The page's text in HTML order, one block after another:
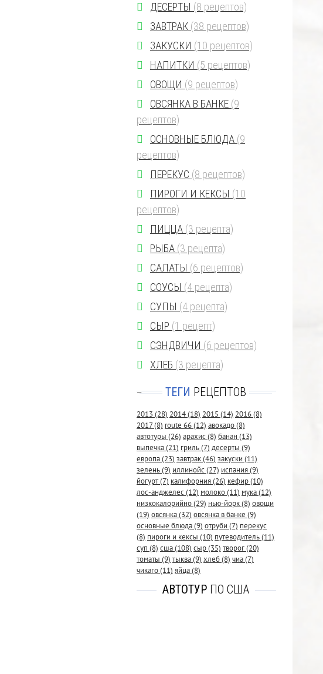
ДЕСЕРТЫ (8 рецептов)
ЗАВТРАК (38 рецептов)
ЗАКУСКИ (10 рецептов)
НАПИТКИ (5 рецептов)
ОВОЩИ (9 рецептов)
ОВСЯНКА В БАНКЕ (9
рецептов)
ОСНОВНЫЕ БЛЮДА (9
рецептов)
ПЕРЕКУС (8 рецептов)
ПИРОГИ И КЕКСЫ (10
рецептов)
ПИЦЦА (3 рецепта)
РЫБА (3 рецепта)
САЛАТЫ (6 рецептов)
СОУСЫ (4 рецепта)
СУПЫ (4 рецепта)
СЫР (1 рецепт)
СЭНДВИЧИ (6 рецептов)
ХЛЕБ (3 рецепта)
ТЕГИ РЕЦЕПТОВ
—
2013 (28) 2014(18) 2015 (14) 2016(8)
2017(8) route 66(12) авокадо(8)
автотуры (26) арахис(8) банан (13)
выпечка(21) гриль(7) десерты (9)
европа(23) завтрак(46) закуски (11)
зелень(9) иллинойс(27) испания(9)
йогурт(7) калифорния(26) кефир(10)
лос-анджелес(12) молоко(11) мука(12)
низкокалорийно(29) нью-йорк(8) овощи
(19) овсянка(32) овсянка в банке (9)
основные блюда(9) отруби (7) перекус
(8) пироги и кексы (10) путеводитель(11)
суп (8) сша(108) сыр(35) творог(20)
томаты (9) тыква(9) хлеб(8) чиа(7)
чикаго(11) яйца(8)
АВТОТУР ПО США